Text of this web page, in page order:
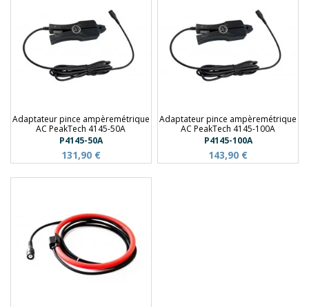
Adaptateur pince ampèremétrique
AC PeakTech 4145-50A
P4145-50A
131,90 €
Adaptateur pince ampèremétrique
AC PeakTech 4145-100A
P4145-100A
143,90 €